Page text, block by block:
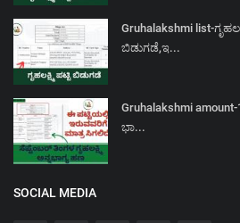
Gruhalakshmi list-
ಬಿಡುಗಡೆ,ಇ...
Gruhalakshmi
ಭಾ...
SOCIAL MEDIA